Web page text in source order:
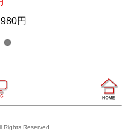
円
Rights Reserved.